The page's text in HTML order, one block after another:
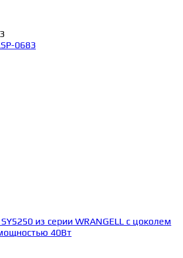
0683
из серии WRANGELL с цоколем
40Вт